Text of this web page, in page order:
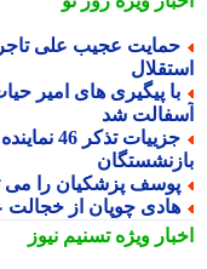
عجیب علی تاجرنیا
پیگیری های امیر حیات
شد
جزییات
پزشکیان را می
چوپان از خجالت عده
ویژهتسنیم نیوز